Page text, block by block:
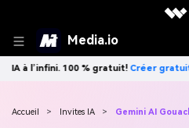
Media.io
Créez des images
Accueil > Invites IA > Gemini AI